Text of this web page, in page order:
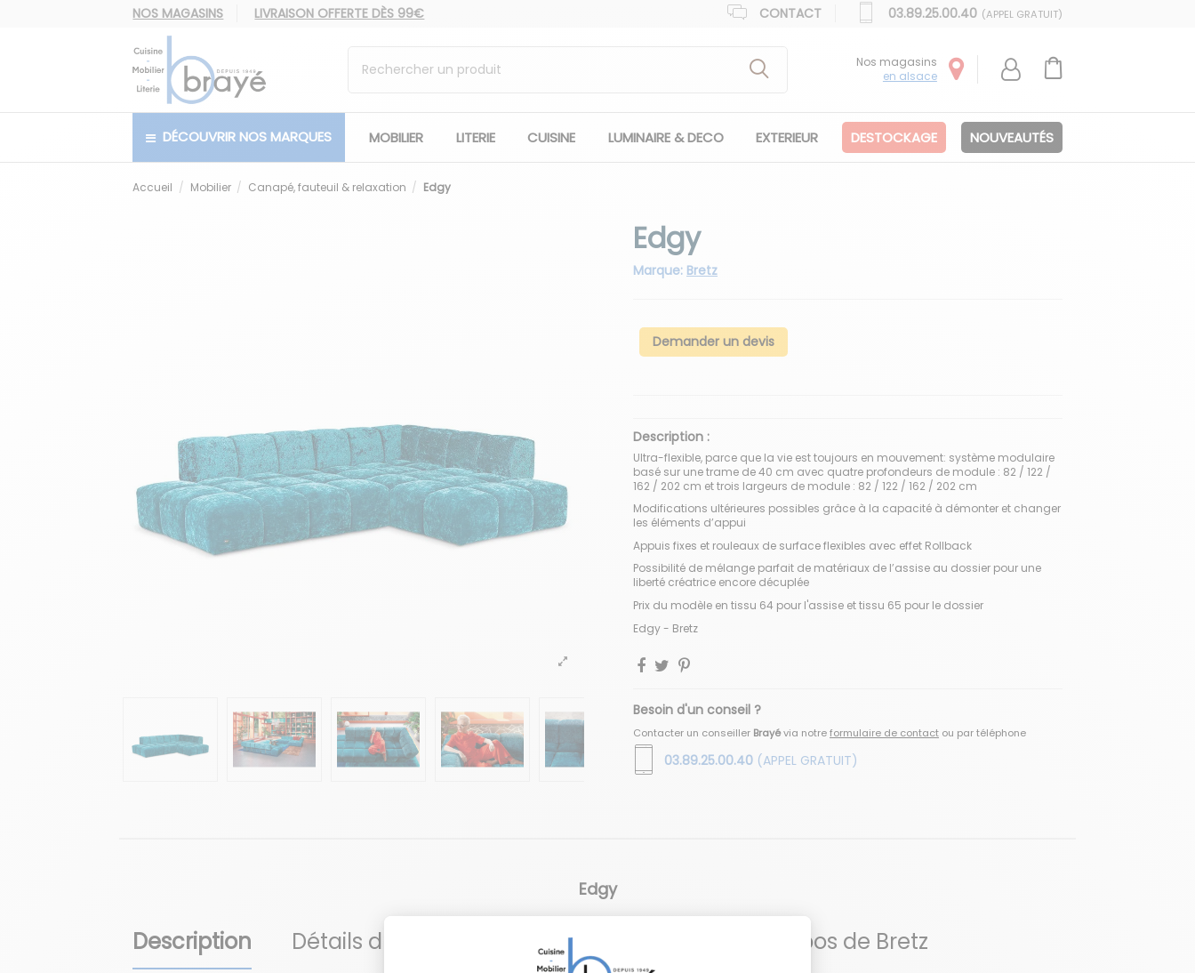
NOS MAGASINS LIVRAISON OFFERTE DÈS 99€ CONTACT 03.89.25.00.40 (APPEL GRATUIT)
Nos magasins
en alsace
DÉCOUVRIR NOS MARQUES MOBILIER LITERIE CUISINE LUMINAIRE & DECO EXTERIEUR DESTOCKAGE NOUVEAUTÉS
Accueil Mobilier Canapé, fauteuil & relaxation Edgy
Edgy
Marque: Bretz
Demander un devis
Description :
Ultra-flexible, parce que la vie est toujours en mouvement: système modulaire
basé sur une trame de 40 cm avec quatre profondeurs de module : 82 / 122 /
162 / 202 cm et trois largeurs de module : 82 / 122 / 162 / 202 cm
Modifications ultérieures possibles grâce à la capacité à démonter et changer
les éléments d’appui
Appuis fixes et rouleaux de surface flexibles avec effet Rollback
Possibilité de mélange parfait de matériaux de l’assise au dossier pour une
liberté créatrice encore décuplée
Prix du modèle en tissu 64 pour l'assise et tissu 65 pour le dossier
Edgy - Bretz
Besoin d'un conseil ?
Contacter un conseiller Brayévia notreformulaire de contact ou par téléphone
03.89.25.00.40 (APPEL GRATUIT)
Edgy
Description Détails du produit Documents joints À propos de Bretz